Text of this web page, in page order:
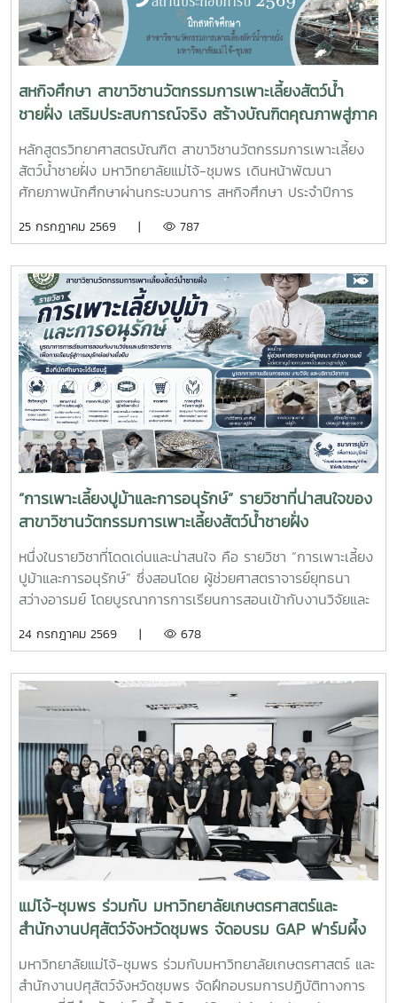
สิ่งปลูกสร้างจากกองทุนจัดรูปที่ดินเพื่อพัฒนาพื้นที่มติที่ประชุม
รับทราบรายละเอียดราคาและเห็นควรให้เสนอคณะกรรมการ
จังหวัดขอรับเงินอุดหนุนจากกกองทุนจัดรูปเพื่อพัฒนาพื้นที่
สหกิจศึกษา สาขาวิชานวัตกรรมการเพาะเลี้ยงสัตว์น้ำ
ชายฝั่ง เสริมประสบการณ์จริง สร้างบัณฑิตคุณภาพสู่ภาค
อุตสาหกรรมการผลิตสัตว์น้ำ
หลักสูตรวิทยาศาสตรบัณฑิต สาขาวิชานวัตกรรมการเพาะเลี้ยง
สัตว์น้ำชายฝั่ง มหาวิทยาลัยแม่โจ้-ชุมพร เดินหน้าพัฒนา
ศักยภาพนักศึกษาผ่านกระบวนการ สหกิจศึกษา ประจำปีการ
การและหน่วยงานภาคีเครือข่ายเป็นระยะเวลา 4 เดือน เพื่อให้
ความรู้จากห้องเรียนไปประยุกต์ใช้ในการทำงานจริงทั้งนี้ สหกิจ
ศึกษาเป็นส่วนสำคัญของการจัดการเรียนการสอน ที่มุ่งเน้นการ
ผลิตบัณฑิตให้มีความพร้อมทั้งด้านวิชาการและวิชาชีพ นักศึกษา
จะได้ฝึกทักษะการทำงานในสภาพแวดล้อมจริง เรียนรู้การแก้ไข
ปัญหาเฉพาะหน้า อดทน สู้งาน ซื่อสัตย์ มีสัมมาคารวะ ทำงาน
ร่วมกับผู้อื่นได้ และการปรับตัวให้เข้ากับองค์กร ตลอดจนพัฒนา
ทักษะวิชาชีพด้านการเพาะเลี้ยงสัตว์น้ำชายฝั่ง ให้สอดคล้องกับ
ความต้องการของภาคอุตสาหกรรมการผลิตสัตว์น้ำและอื่นๆที่
เกี่ยวข้อง
25 กรกฎาคม 2569 | 787
“การเพาะเลี้ยงปูม้าและการอนุรักษ์” รายวิชาที่น่าสนใจของ
สาขาวิชานวัตกรรมการเพาะเลี้ยงสัตว์น้ำชายฝั่ง
หนึ่งในรายวิชาที่โดดเด่นและน่าสนใจ คือ รายวิชา “การเพาะเลี้ยง
ปูม้าและการอนุรักษ์” ซึ่งสอนโดย ผู้ช่วยศาสตราจารย์ยุทธนา
สว่างอารมย์ โดยบูรณาการการเรียนการสอนเข้ากับงานวิจัยและ
และภาคปฏิบัติ ตั้งแต่ชีววิทยาและวงจรชีวิตของปูม้า การเพาะ
และการฟื้นฟูทรัพยากรปูม้าในพื้นที่ชายฝั่งนักศึกษาจะได้ลงพื้นที่
ปฏิบัติงานจริง ร่วมศึกษาวิจัยและทำกิจกรรมบริการวิชาการกับ
ชุมชน ภาคีเครือข่าย และหน่วยงานที่เกี่ยวข้อง เพื่อแลกเปลี่ยน
องค์ความรู้และร่วมกันพัฒนาแนวทางการอนุรักษ์ทรัพยากรทาง
ทะเล อันเป็นการสร้างประสบการณ์การเรียนรู้จากสถานการณ์
จริง พร้อมปลูกฝังความรับผิดชอบต่อสังคมและสิ่งแวดล้อม
24 กรกฎาคม 2569 | 678
แม่โจ้-ชุมพร ร่วมกับ มหาวิทยาลัยเกษตรศาสตร์และ
สำนักงานปศุสัตว์จังหวัดชุมพร จัดอบรม GAP ฟาร์มผึ้ง
ชันโรง ยกระดับมาตรฐานการเลี้ยงสู่การพัฒนาเศรษฐกิจ
ชุมชนอย่างยั่งยืน
มหาวิทยาลัยแม่โจ้-ชุมพร ร่วมกับมหาวิทยาลัยเกษตรศาสตร์ และ
สำนักงานปศุสัตว์จังหวัดชุมพร จัดฝึกอบรมการปฏิบัติทางการ